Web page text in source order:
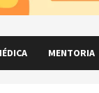
MENTORIA